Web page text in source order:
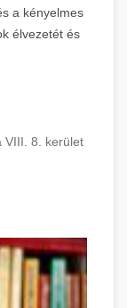
a kényelmes
élvezetét és
VIII. 8. kerület